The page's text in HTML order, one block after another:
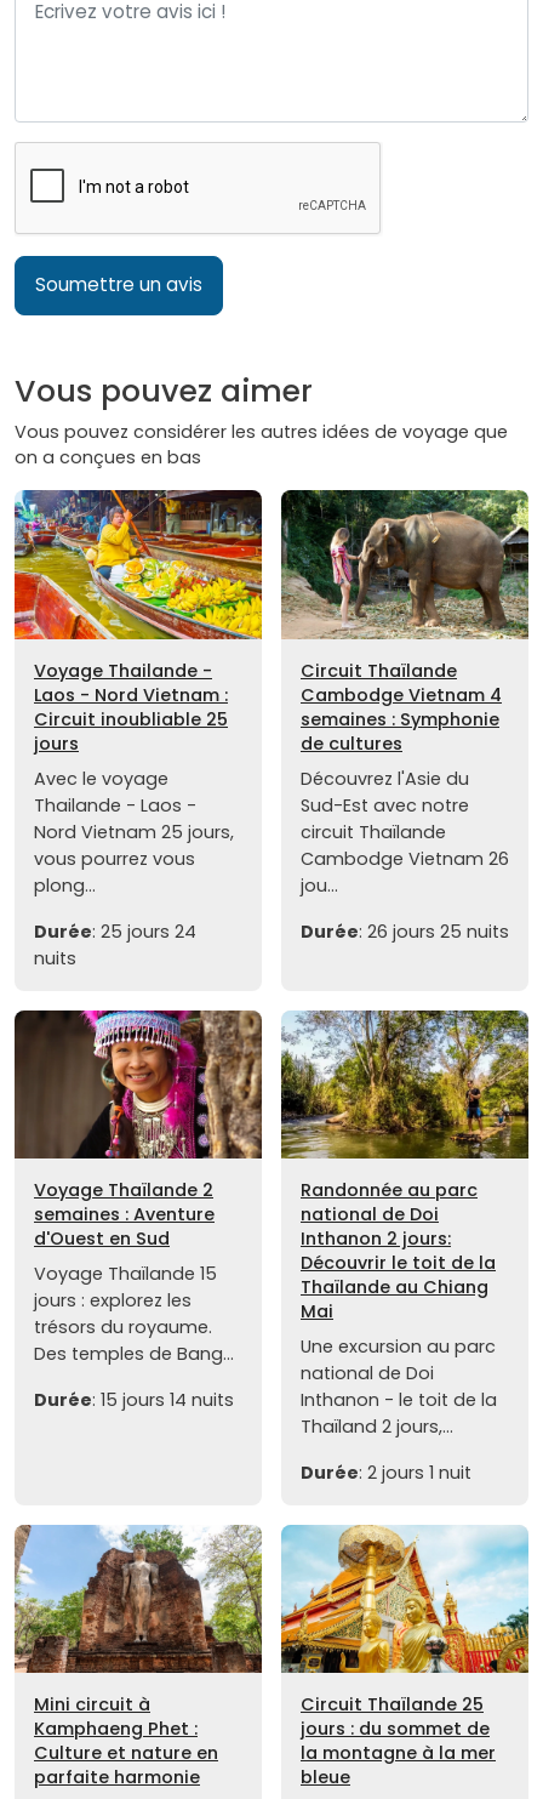
Soumettre un avis
Vous pouvez aimer
Vous pouvez considérer les autres idées de voyage que
on a conçues en bas
Voyage Thailande -
Laos - Nord Vietnam :
Circuit inoubliable 25
jours
Avec le voyage
Thailande - Laos -
Nord Vietnam 25 jours,
vous pourrez vous
plong...
Durée: 25 jours 24
nuits
Circuit Thaïlande
Cambodge Vietnam 4
semaines : Symphonie
de cultures
Découvrez l'Asie du
Sud-Est avec notre
circuit Thaïlande
Cambodge Vietnam 26
jou...
Durée: 26 jours 25 nuits
Voyage Thaïlande 2
semaines : Aventure
d'Ouest en Sud
Voyage Thaïlande 15
jours : explorez les
trésors du royaume.
Des temples de Bang...
Durée: 15 jours 14 nuits
Randonnée au parc
national de Doi
Inthanon 2 jours:
Découvrir le toit de la
Thaïlande au Chiang
Mai
Une excursion au parc
national de Doi
Inthanon - le toit de la
Thaïland 2 jours,...
Durée: 2 jours 1 nuit
Mini circuit à
Kamphaeng Phet :
Culture et nature en
parfaite harmonie
Circuit Thaïlande 25
jours : du sommet de
la montagne à la mer
bleue